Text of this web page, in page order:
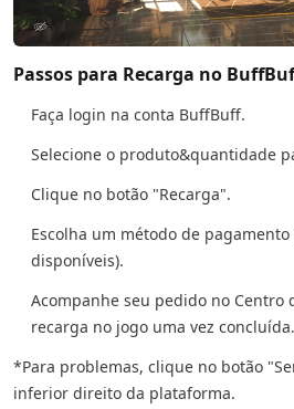
Passos para Recarga no
Faça login na conta BuffBuff.
Selecione o produto&quantidade
Clique no botão "Recarga".
Escolha um método de
disponíveis).
Acompanhe seu pedido no Centro
recarga no jogo uma vez concluída.
*Para problemas, clique no botão
inferior direito da plataforma.